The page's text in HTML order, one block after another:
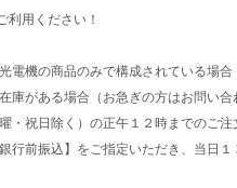
利用ください！
機の商品のみで構成されている場合
がある場合（お急ぎの方はお問い合
祝日除く）の正午１２時までのご注
前振込】をご指定いただき、当日１